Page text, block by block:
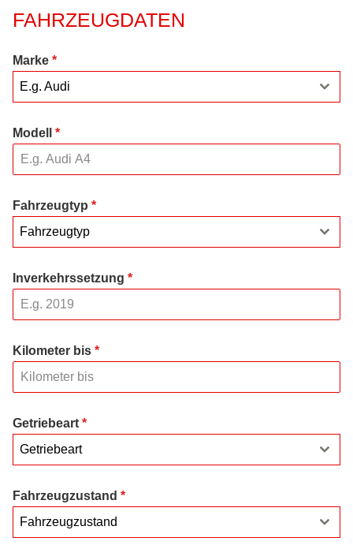
FAHRZEUGDATEN
Marke *
E.g. Audi
Modell *
Fahrzeugtyp *
Fahrzeugtyp
Inverkehrssetzung *
Kilometer bis *
Getriebeart *
Getriebeart
Fahrzeugzustand *
Fahrzeugzustand